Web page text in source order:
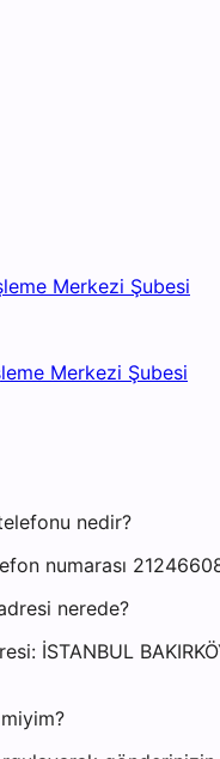
Merkezi Şubesi
Merkezi Şubesi
nedir?
numarası
nerede?
İSTANBUL